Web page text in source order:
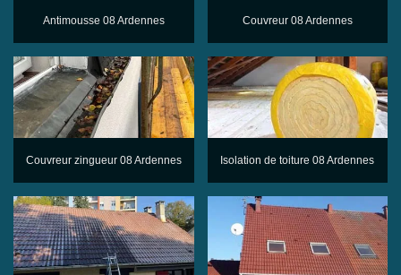
Antimousse 08 Ardennes Couvreur 08 Ardennes
Couvreur zingueur 08 Ardennes Isolation de toiture 08 Ardennes